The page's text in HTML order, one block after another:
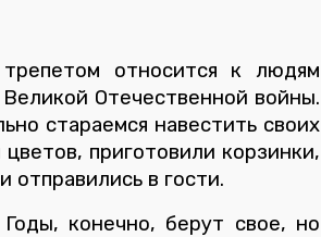
относится к людям
Отечественной войны.
стараемся навестить своих
приготовили корзинки,
в гости.
конечно, берут свое, но